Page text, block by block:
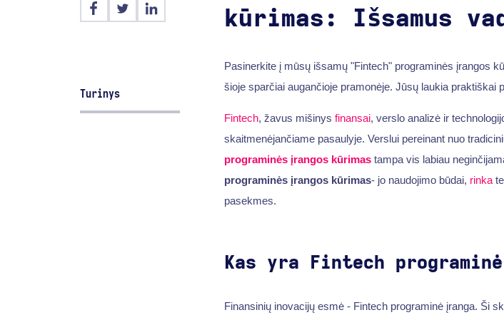
Turinys
kūrimas: Išsamus
Pasinerkite į mūsų išsamų "Fintech" programinės įrangos
šioje sparčiai augančioje pramonėje. Jūsų laukia praktiškai
Fintech, žavus mišinys finansai, verslo analizė ir
skaitmenėjančiame pasaulyje. Verslui pereinant nuo
programinės įrangos kūrimastampa vis labiau
programinės įrangos kūrimas- jo naudojimo būdai, rinka
pasekmes.
Kas yra Fintech
Finansinių inovacijų esmė - Fintech programinė įranga. Ši